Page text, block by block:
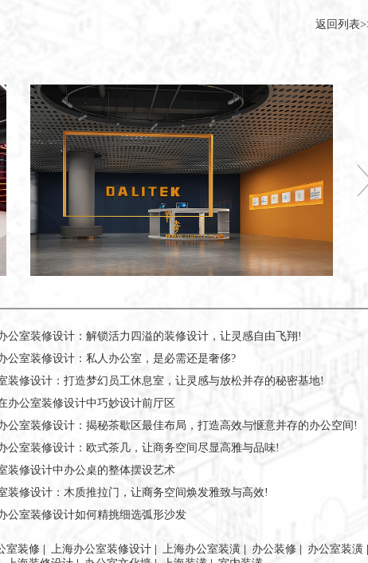
返回列表
公室装修设计：解锁活力四溢的装修设计，让灵感自由飞翔!
公室装修设计：私人办公室，是必需还是奢侈?
装修设计：打造梦幻员工休息室，让灵感与放松并存的秘密基地!
办公室装修设计中巧妙设计前厅区
公室装修设计：揭秘茶歇区最佳布局，打造高效与惬意并存的办公空间!
公室装修设计：欧式茶几，让商务空间尽显高雅与品味!
装修设计中办公桌的整体摆设艺术
装修设计：木质推拉门，让商务空间焕发雅致与高效!
公室装修设计如何精挑细选弧形沙发
室装修 上海办公室装修设计 上海办公室装潢 办公装修 办公室装潢